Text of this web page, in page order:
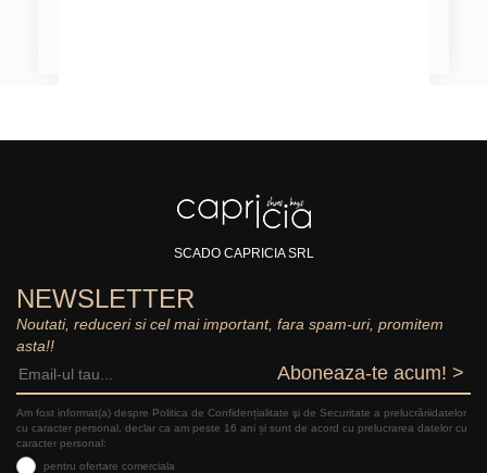
SCADO CAPRICIA SRL
NEWSLETTER
Noutati, reduceri si cel mai important, fara spam-uri, promitem
asta!!
Aboneaza-te acum! >
Am fost informat(a) despre Politica de Confidențialitate şi de Securitate a prelucrăriidatelor
cu caracter personal, declar ca am peste 16 ani și sunt de acord cu prelucrarea datelor cu
caracter personal:
pentru ofertare comerciala